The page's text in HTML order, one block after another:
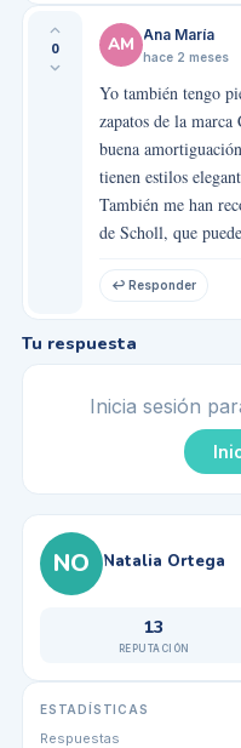
0 AM Ana María
hace 2 meses
Yo también tengo
zapatos de la
buena
tienen estilos
También me han
de Scholl, que
↩ Responder
Tu respuesta
Inicia sesión
NO Natalia Ortega
13
REPUTACIÓN
ESTADÍSTICAS
Respuestas